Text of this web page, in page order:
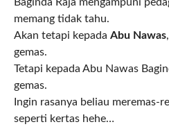
memang tidak tahu.
Akan tetapi kepada Abu Nawas
gemas.
Tetapi kepada Abu Nawas
gemas.
Ingin rasanya beliau meremas-
seperti kertas hehe…